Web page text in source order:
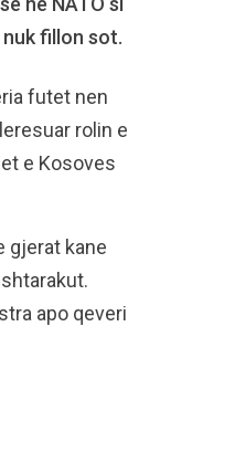
fillon sot.
futet nen
rolin e
e Kosoves
gjerat kane
apo qeveri